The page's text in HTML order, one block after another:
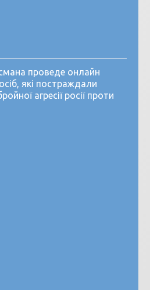
проведе онлайн
які постраждали
агресії росії проти